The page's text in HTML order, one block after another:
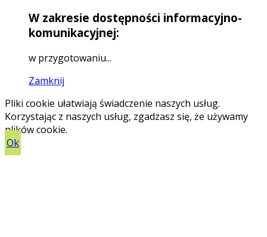
W zakresie dostępności informacyjno-
komunikacyjnej:
w przygotowaniu...
Zamknij
Pliki cookie ułatwiają świadczenie naszych usług.
Korzystając z naszych usług, zgadzasz się, że używamy
plików cookie.
Ok